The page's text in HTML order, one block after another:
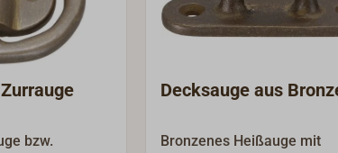
bzw.
Decksauge aus
Bronzenes Heißauge mit